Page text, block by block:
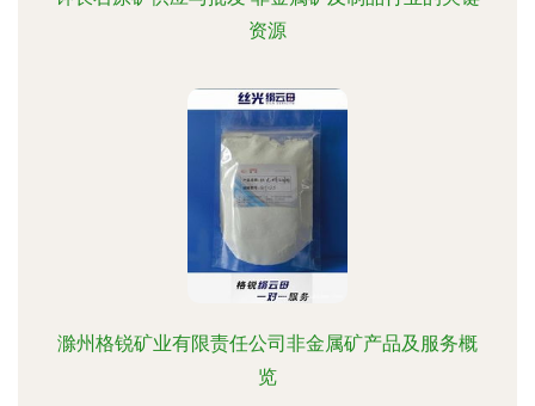
资源
滁州格锐矿业有限责任公司非金属矿产品及服务概
览